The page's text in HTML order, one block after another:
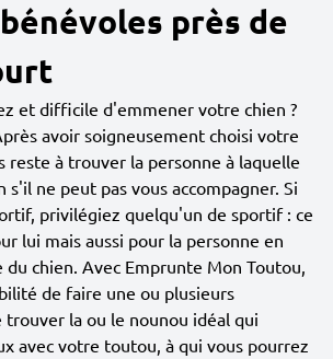
près de
et difficile d'emmener votre chien ?
avoir soigneusement choisi votre
reste à trouver la personne à laquelle
ne peut pas vous accompagner. Si
privilégiez quelqu'un de sportif : ce
lui mais aussi pour la personne en
du chien. Avec Emprunte Mon Toutou,
de faire une ou plusieurs
la ou le nounou idéal qui
avec votre toutou, à qui vous pourrez